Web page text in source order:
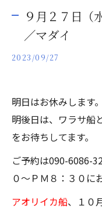
９月２７日（
／マダイ
2023/09/27
明日はお休みします。
明後日は、ワラサ船
をお待ちしてます。
ご予約は090-6086-
０～ＰＭ８：３０に
アオリイカ船、１０